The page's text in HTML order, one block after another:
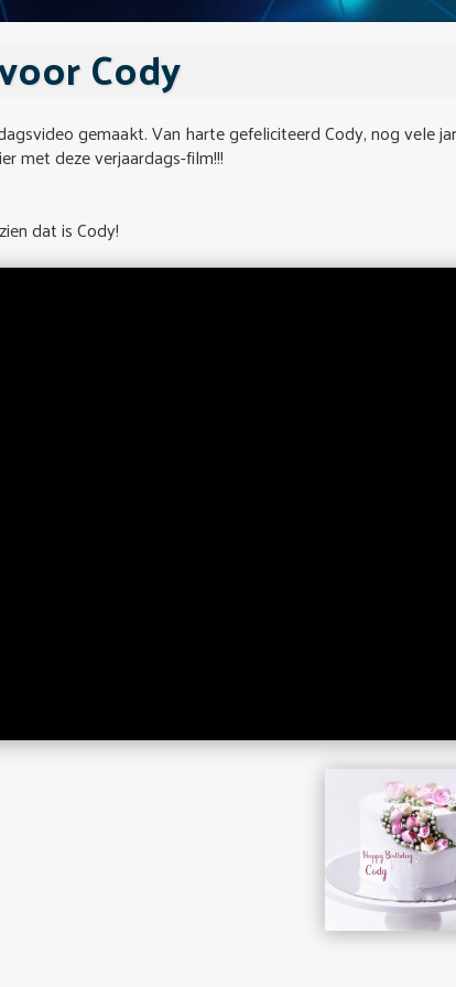
Cody
gemaakt. Van harte gefeliciteerd Cody, nog vele
met deze verjaardags-film!!!
dat is Cody!